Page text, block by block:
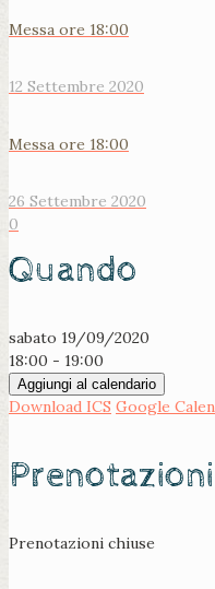
Messa ore 18:00
12 Settembre 2020
Messa ore 18:00
26 Settembre 2020
0
Quando
sabato 19/09/2020
18:00 - 19:00
Aggiungi al calendario
Download ICS Google
Prenotazioni
Prenotazioni chiuse